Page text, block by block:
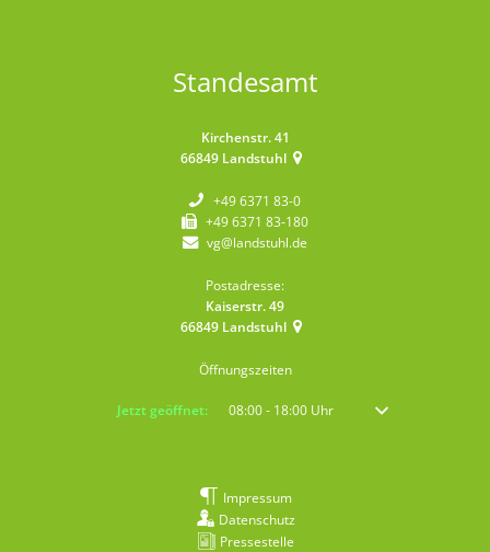
Standesamt
Kirchenstr. 41
66849 Landstuhl
+49 6371 83-0
+49 6371 83-180
vg@landstuhl.de
Postadresse:
Kaiserstr. 49
66849 Landstuhl
Öffnungszeiten
Klicken, um weitere Öffnungs- oder Schließzeiten auszublenden
Jetzt geöffnet: 08:00- 18:00Uhr Von 08:00 bis 18:00
Impressum
Datenschutz
Pressestelle